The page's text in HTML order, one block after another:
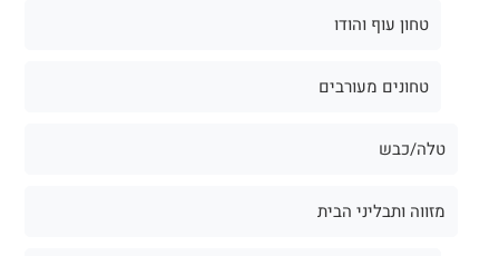
טחון עוף והודו
טחונים מעורבים
טלה/כבש
מזווה ותבליני הבית